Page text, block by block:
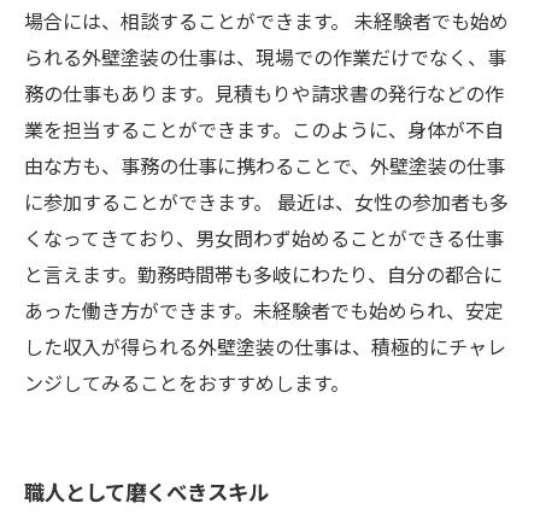
場合には、相談することができます。 未経験者でも始め
られる外壁塗装の仕事は、現場での作業だけでなく、事
務の仕事もあります。見積もりや請求書の発行などの作
業を担当することができます。このように、身体が不自
由な方も、事務の仕事に携わることで、外壁塗装の仕事
に参加することができます。 最近は、女性の参加者も多
くなってきており、男女問わず始めることができる仕事
と言えます。勤務時間帯も多岐にわたり、自分の都合に
あった働き方ができます。未経験者でも始められ、安定
した収入が得られる外壁塗装の仕事は、積極的にチャレ
ンジしてみることをおすすめします。
職人として磨くべきスキル